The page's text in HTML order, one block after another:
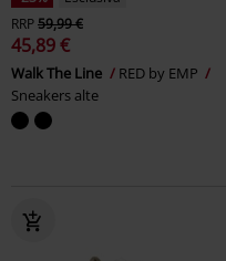
RRP59,99 €
45,89 €
Walk The Line
RED by EMP
Sneakers alte